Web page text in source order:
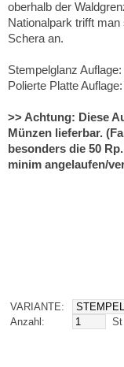
oberhalb der
Nationalpark trifft
Schera an.
Stempelglanz
Polierte Platte
>> Achtung: Diese
Münzen lieferbar.
besonders die 50
minim angelaufen/
VARIANTE:
Anzahl:
St